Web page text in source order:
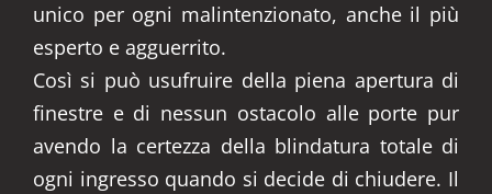
unico per ogni malintenzionato, anche il più
esperto e agguerrito.
Così si può usufruire della piena apertura di
finestre e di nessun ostacolo alle porte pur
avendo la certezza della blindatura totale di
ogni ingresso quando si decide di chiudere. Il